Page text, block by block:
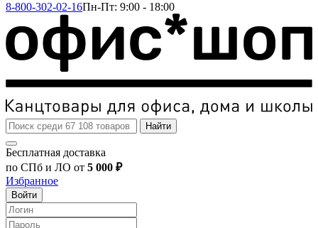
8-800-302-02-16Пн-Пт: 9:00 - 18:00
Найти
Бесплатная доставка
по СПб и ЛО от 5 000 ₽
Избранное
Войти